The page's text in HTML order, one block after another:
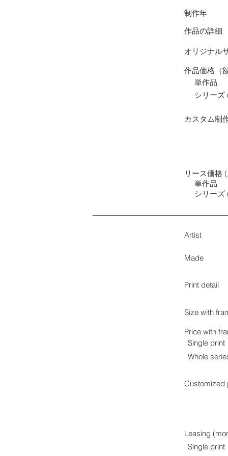
制作年
作品の詳細
オリジナル
作品価格（
単作品
シリーズ
カスタム制
リース価格
単作品
シリーズ
Artist
Made
Print detail
Size with
Price with
Single print
Whole
Customized
Leasing
Single print